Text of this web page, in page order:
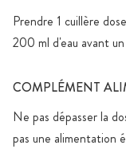
Prendre 1 cuillère
200 ml d'eau avant
COMPLÉMENT
Ne pas dépasser la
pas une alimentation